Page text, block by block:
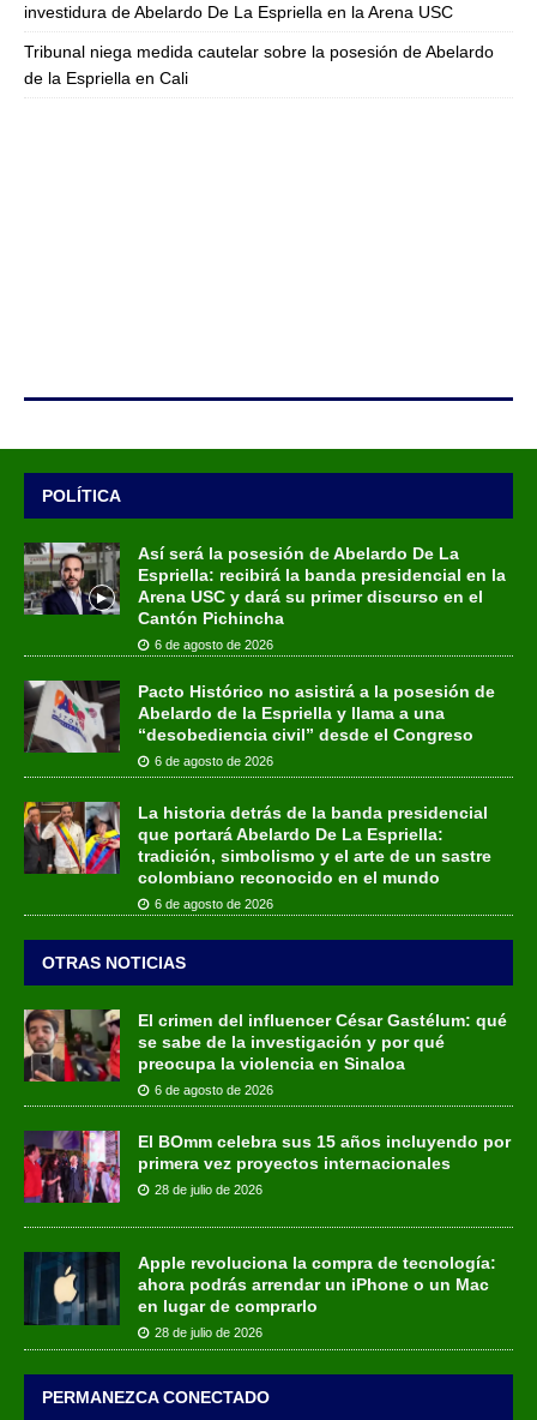
investidura de Abelardo De La Espriella en la Arena USC
Tribunal niega medida cautelar sobre la posesión de Abelardo
de la Espriella en Cali
POLÍTICA
Así será la posesión de Abelardo De La
Espriella: recibirá la banda presidencial en la
Arena USC y dará su primer discurso en el
Cantón Pichincha
6 de agosto de 2026
Pacto Histórico no asistirá a la posesión de
Abelardo de la Espriella y llama a una
“desobediencia civil” desde el Congreso
6 de agosto de 2026
La historia detrás de la banda presidencial
que portará Abelardo De La Espriella:
tradición, simbolismo y el arte de un sastre
colombiano reconocido en el mundo
6 de agosto de 2026
OTRAS NOTICIAS
El crimen del influencer César Gastélum: qué
se sabe de la investigación y por qué
preocupa la violencia en Sinaloa
6 de agosto de 2026
El BOmm celebra sus 15 años incluyendo por
primera vez proyectos internacionales
28 de julio de 2026
Apple revoluciona la compra de tecnología:
ahora podrás arrendar un iPhone o un Mac
en lugar de comprarlo
28 de julio de 2026
PERMANEZCA CONECTADO